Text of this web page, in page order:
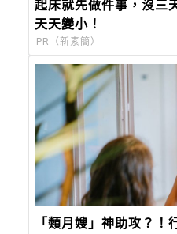
起床就先做件事，沒三
天天變小！
PR（新素簡）
「類月嫂」神助攻？